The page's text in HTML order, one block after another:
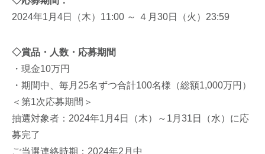
2024年1月4日（木）11:00 ～ ４月30日（火）23:59
◇賞品・人数・応募期間
・現金10万円
・期間中、毎月25名ずつ合計100名様（総額1,000万円）
＜第1次応募期間＞
抽選対象者：2024年1月4日（木）～1月31日（水）に応
募完了
ご当選連絡時期：2024年2月中